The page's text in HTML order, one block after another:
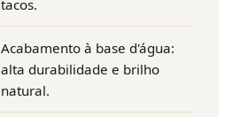
tacos.
Acabamento à base d'água:
alta durabilidade e brilho
natural.